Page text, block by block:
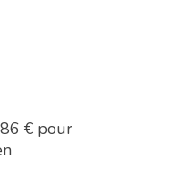
€ pour